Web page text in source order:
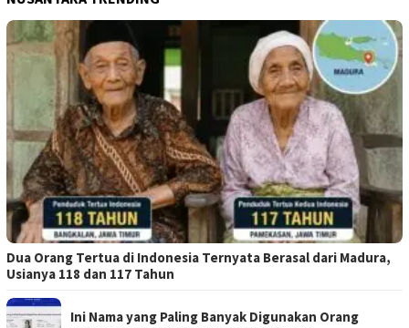
Dua Orang Tertua di Indonesia Ternyata Berasal dari Madura,
Usianya 118 dan 117 Tahun
Ini Nama yang Paling Banyak Digunakan Orang